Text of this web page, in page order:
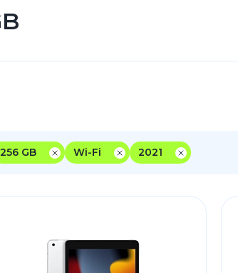
iPhone 17
iPhone 14
iPhone 13
Series A
Series S
256 GB Wi-Fi 2021